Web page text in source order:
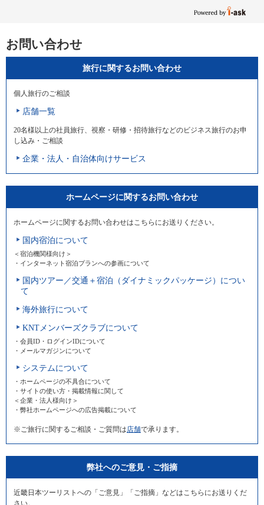
お問い合わせ
旅行に関するお問い合わせ
個人旅行のご相談
店舗一覧
20名様以上の社員旅行、視察・研修・招待旅行などのビジネス旅行のお申
し込み・ご相談
企業・法人・自治体向けサービス
ホームページに関するお問い合わせ
ホームページに関するお問い合わせはこちらにお送りください。
国内宿泊について
＜宿泊機関様向け＞
・インターネット宿泊プランへの参画について
国内ツアー／交通＋宿泊（ダイナミックパッケージ）につい
て
海外旅行について
KNTメンバーズクラブについて
・会員ID・ログインIDについて
・メールマガジンについて
システムについて
・ホームページの不具合について
・サイトの使い方・掲載情報に関して
＜企業・法人様向け＞
・弊社ホームページへの広告掲載について
※ご旅行に関するご相談・ご質問は 店舗で承ります。
弊社へのご意見・ご指摘
近畿日本ツーリストへの「ご意見」「ご指摘」などはこちらにお送りくだ
さい。